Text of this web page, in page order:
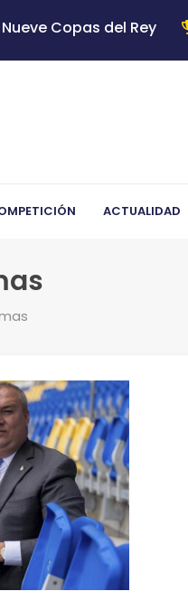
Nueve Copas del Rey
ACTUALIDAD